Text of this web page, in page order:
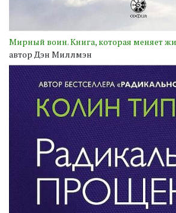
Мирный воин. Книга, которая меняет
автор Дэн Миллмэн